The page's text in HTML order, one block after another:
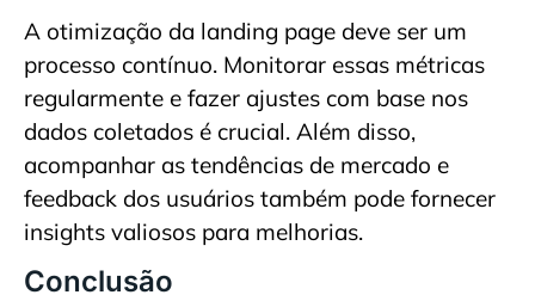
A otimização da landing page deve ser um
processo contínuo. Monitorar essas métricas
regularmente e fazer ajustes com base nos
dados coletados é crucial. Além disso,
acompanhar as tendências de mercado e
feedback dos usuários também pode fornecer
insights valiosos para melhorias.
Conclusão